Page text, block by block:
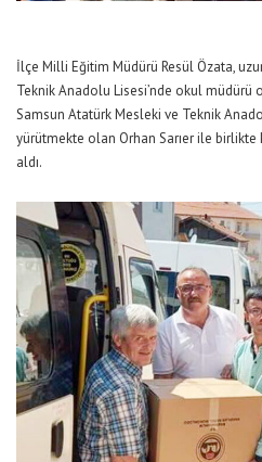
İlçe Milli Eğitim Müdürü Resül Özata,
Teknik Anadolu Lisesi’nde okul
Samsun Atatürk Mesleki ve Teknik
yürütmekte olan Orhan Sarıer ile
aldı.